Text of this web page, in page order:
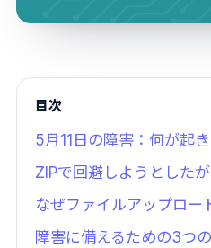
目次
5月11日の障害：何が起
ZIPで回避しようとした
なぜファイルアップロー
障害に備えるための3つ